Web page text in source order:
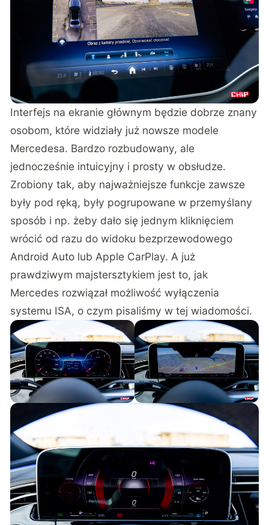
Interfejs na ekranie głównym będzie dobrze znany
osobom, które widziały już nowsze modele
Mercedesa. Bardzo rozbudowany, ale
jednocześnie intuicyjny i prosty w obsłudze.
Zrobiony tak, aby najważniejsze funkcje zawsze
były pod ręką, były pogrupowane w przemyślany
sposób i np. żeby dało się jednym kliknięciem
wrócić od razu do widoku bezprzewodowego
Android Auto lub Apple CarPlay. A już
prawdziwym majstersztykiem jest to, jak
Mercedes rozwiązał możliwość wyłączenia
systemu ISA, o czym pisaliśmy w tej wiadomości.